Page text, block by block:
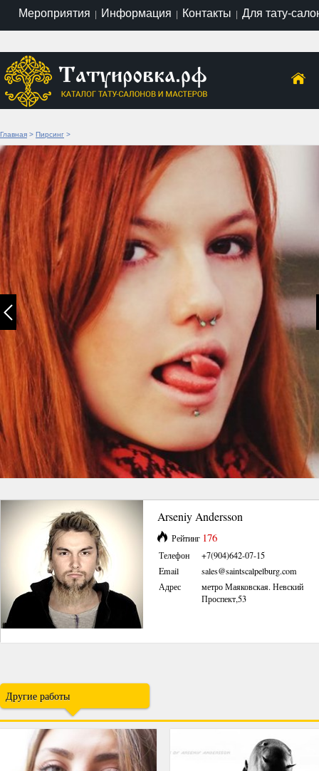
Мероприятия | Информация | Контакты | Для тату-
Главная > Пирсинг >
Arseniy Andersson
Рейтинг 176
Телефон
+7(904)642-07-15
Email
sales@saintscalpelburg.com
Адрес
метро Маяковская. Невский
Проспект,53
Другие работы